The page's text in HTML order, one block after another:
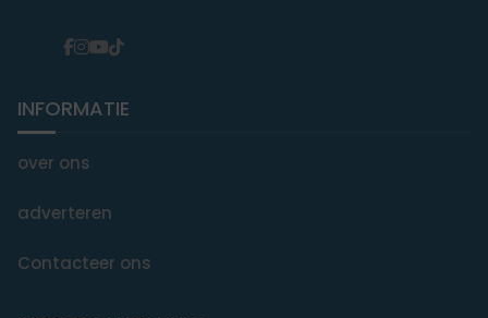
INFORMATIE
over ons
adverteren
Contacteer ons